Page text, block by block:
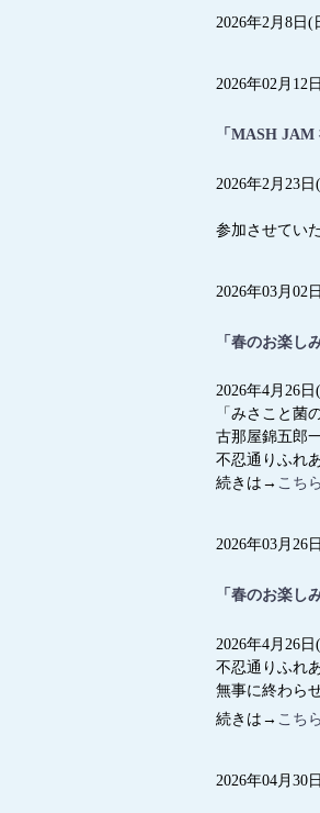
2026年2月8日
2026年02月12日
「MASH
2026年2月23
参加させてい
2026年03月02日
「春のお楽し
2026年4月26日
「みさこと
古那屋錦五郎
不忍通りふれ
続きは→ こちら
2026年03月26日
「春のお楽し
2026年4月26
不忍通りふれ
無事に終わら
続きは→ こちら
2026年04月30日